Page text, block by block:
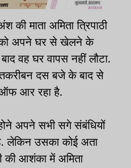
की माता अमिता त्रिपाठी
को अपने घर से खेलने के
वह घर वापस नहीं लौटा.
तकरीबन दस बजे के बाद से
ऑफ आर रहा है.
अपने सभी सगे संबंधियों
लेकिन उसका कोई अता
की आशंका में अमिता